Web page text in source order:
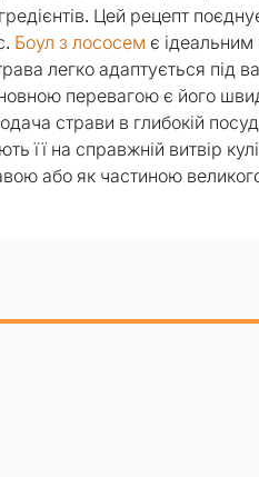
Цей рецепт
Боул з лососем є
легко адаптується під
перевагою є його
страви в глибокій
її на справжній витвір
або як частиною